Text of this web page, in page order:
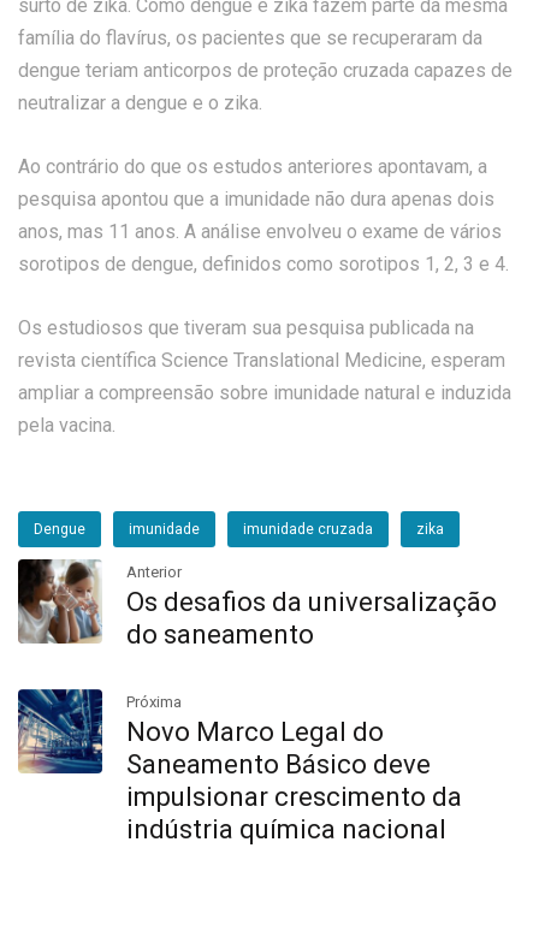
surto de zika. Como dengue e zika fazem parte da mesma
família do flavírus, os pacientes que se recuperaram da
dengue teriam anticorpos de proteção cruzada capazes de
neutralizar a dengue e o zika.
Ao contrário do que os estudos anteriores apontavam, a
pesquisa apontou que a imunidade não dura apenas dois
anos, mas 11 anos. A análise envolveu o exame de vários
sorotipos de dengue, definidos como sorotipos 1, 2, 3 e 4.
Os estudiosos que tiveram sua pesquisa publicada na
revista científica Science Translational Medicine, esperam
ampliar a compreensão sobre imunidade natural e induzida
pela vacina.
Dengue imunidade imunidade cruzada zika
Anterior
Os desafios da universalização
do saneamento
Próxima
Novo Marco Legal do
Saneamento Básico deve
impulsionar crescimento da
indústria química nacional